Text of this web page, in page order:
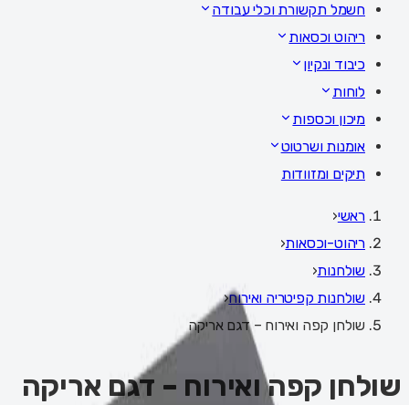
חשמל תקשורת וכלי עבודה
ריהוט וכסאות
כיבוד ונקיון
לוחות
מיכון וכספות
אומנות ושרטוט
תיקים ומזוודות
ראשי‹
ריהוט-וכסאות‹
שולחנות‹
שולחנות קפיטריה ואירוח‹
שולחן קפה ואירוח – דגם אריקה
שולחן קפה ואירוח – דגם אריקה